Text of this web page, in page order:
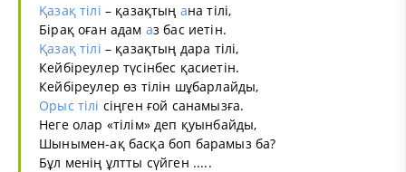
Қазақ тілі – қазақтың ана тілі,
Бірақ оған адам аз бас иетін.
Қазақ тілі – қазақтың дара тілі,
Кейбіреулер түсінбес қасиетін.
Кейбіреулер өз тілін шұбарлайды,
Орыс тілі сіңген ғой санамызға.
Неге олар «тілім» деп қуынбайды,
Шынымен-ақ басқа боп барамыз ба?
Бұл менің ұлтты сүйген .....